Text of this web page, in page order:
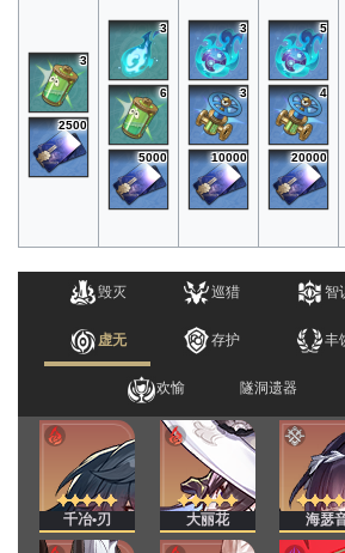
3
2500
3
6
5000
3
3
10000
5
4
20000
毁灭 巡猎 智
虚无 存护 丰
欢愉 隧洞遗器
千冶•刃 大丽花 海瑟